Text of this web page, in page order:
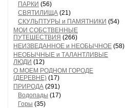
ПАРКИ (56)
СВЯТИЛИЩА (21)
СКУЛЬПТУРЫ и ПАМЯТНИКИ (54)
МОИ СОБСТВЕННЫЕ
ПУТЕШЕСТВИЯ (266)
НЕИЗВЕДАННОЕ и НЕОБЫЧНОЕ (58)
НЕОБЫЧНЫЕ и ТАЛАНТЛИВЫЕ
ЛЮДИ (12)
О МОЕМ РОДНОМ ГОРОДЕ
(ДЕРЕВНЕ) (17)
ПРИРОДА (291)
Водопады (17)
Горы (35)